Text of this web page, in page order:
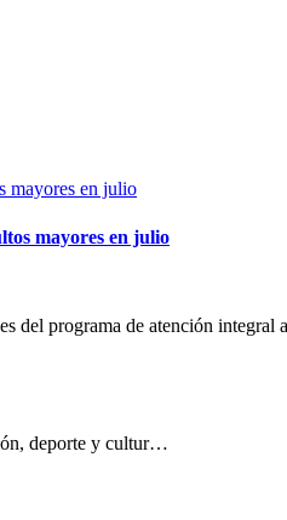
mayores en julio
del programa de atención integral
deporte y cultur…